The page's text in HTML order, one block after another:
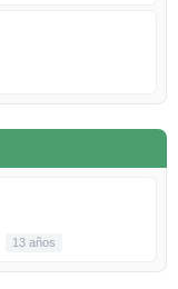
13 años